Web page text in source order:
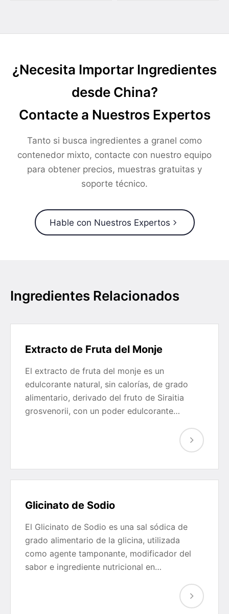
¿Necesita Importar Ingredientes
desde China?
Contacte a Nuestros Expertos
Tanto si busca ingredientes a granel como
contenedor mixto, contacte con nuestro equipo
para obtener precios, muestras gratuitas y
soporte técnico.
Hable con Nuestros Expertos
Ingredientes Relacionados
Extracto de Fruta del Monje
El extracto de fruta del monje es un
edulcorante natural, sin calorías, de grado
alimentario, derivado del fruto de Siraitia
grosvenorii, con un poder edulcorante…
Glicinato de Sodio
El Glicinato de Sodio es una sal sódica de
grado alimentario de la glicina, utilizada
como agente tamponante, modificador del
sabor e ingrediente nutricional en…